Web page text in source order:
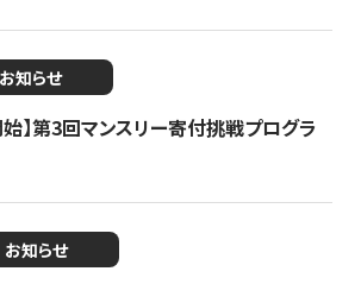
お知らせ
】第3回マンスリー寄付挑戦プログラ
お知らせ